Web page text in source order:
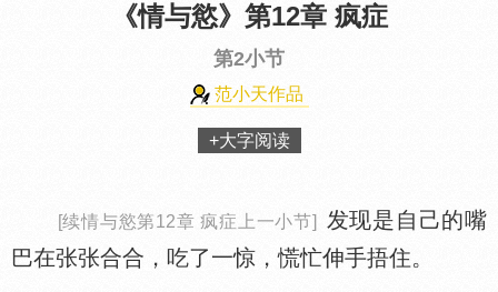
《情与慾》 第12章 疯症
第2小节
范小天作品
+大字阅读
[续情与慾第12章 疯症上一小节]
发现是自己的嘴
巴在张张合合，吃了一惊，慌忙伸手捂住。